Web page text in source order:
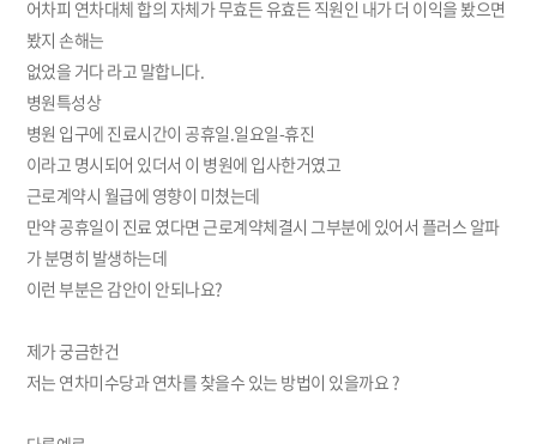
어차피 연차대체 합의 자체가 무효든 유효든 직원인 내가 더 이익을 봤으면
봤지 손해는
없었을 거다 라고 말합니다.
병원특성상
병원 입구에 진료시간이 공휴일.일요일-휴진
이라고 명시되어 있더서 이 병원에 입사한거였고
근로계약시 월급에 영향이 미쳤는데
만약 공휴일이 진료 였다면 근로계약체결시 그부분에 있어서 플러스 알파
가 분명히 발생하는데
이런 부분은 감안이 안되나요?
제가 궁금한건
저는 연차미수당과 연차를 찾을수 있는 방법이 있을까요 ?